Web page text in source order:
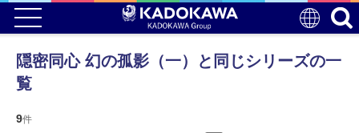
隠密同心 幻の孤影（一）と同じシリーズの一
覧
9件